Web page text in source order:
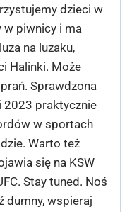
dzieci w
w piwnicy i ma
na luzaku,
Halinki. Może
Sprawdzona
2023 praktycznie
w sportach
Warto też
się na KSW
Stay tuned. Noś
dumny, wspieraj